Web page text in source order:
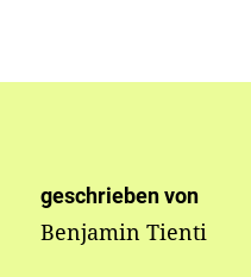
geschrieben von
Benjamin Tienti